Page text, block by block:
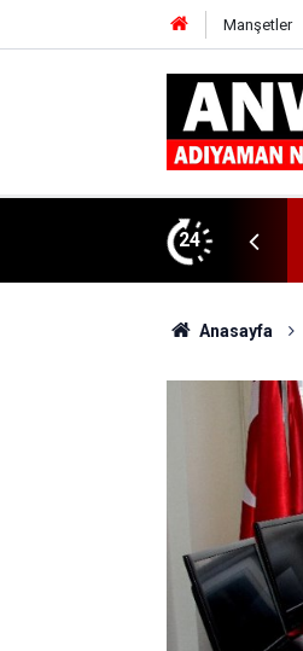
Manşetler
24
ve Kardeşlik Kazanacak"
Anasayfa